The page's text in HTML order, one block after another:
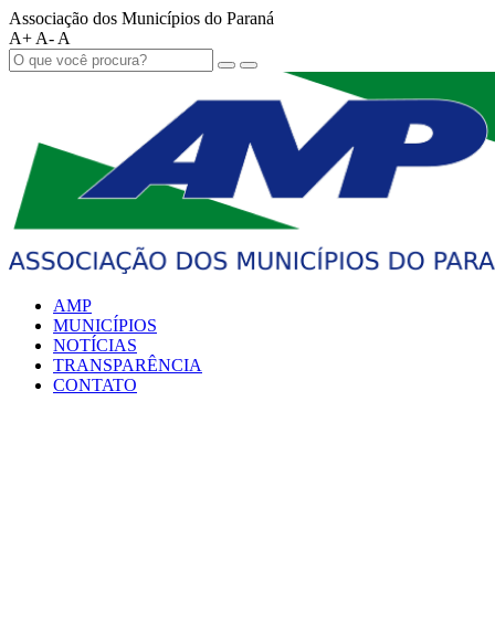
Associação dos Municípios do Paraná
A+ A- A
AMP
MUNICÍPIOS
NOTÍCIAS
TRANSPARÊNCIA
CONTATO